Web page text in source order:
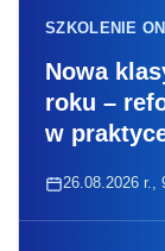
SZKOLENIE
Nowa
roku –
w
26.08.2026 r.,